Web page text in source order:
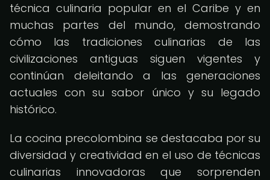
técnica culinaria popular en el Caribe y en
muchas partes del mundo, demostrando
cómo las tradiciones culinarias de las
civilizaciones antiguas siguen vigentes y
continúan deleitando a las generaciones
actuales con su sabor único y su legado
histórico.
La cocina precolombina se destacaba por su
diversidad y creatividad en el uso de técnicas
culinarias innovadoras que sorprenden